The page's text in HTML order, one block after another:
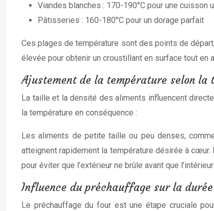
Viandes blanches : 170-190°C pour une cuisson
Pâtisseries : 160-180°C pour un dorage parfait
Ces plages de température sont des points de
élevée pour obtenir un croustillant en surface tout
Ajustement de la température selon
La taille et la densité des aliments influencent
la température en conséquence :
Les aliments de petite taille ou peu denses,
atteignent rapidement la température désirée à
pour éviter que l’extérieur ne brûle avant que
Influence du préchauffage sur la
Le préchauffage du four est une étape cruciale